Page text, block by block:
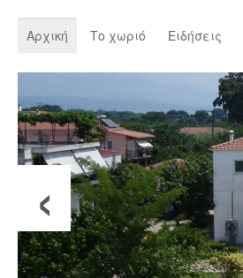
Αρχική Το χωριό Ειδήσεις
‹